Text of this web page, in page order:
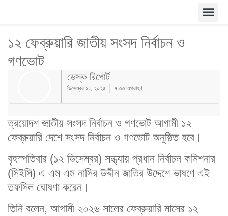
১২ ফেব্রুয়ারি জাতীয় সংসদ নির্বাচন ও
গণভোট
ডেস্ক রিপোর্ট
ডিসেম্বর ১১, ২০২৫ ৭:৩৩ অপরাহ্ণ
ত্রয়োদশ জাতীয় সংসদ নির্বাচন ও গণভোট আগামী ১২
ফেব্রুয়ারি দেশে সংসদ নির্বাচন ও গণভোট অনুষ্ঠিত হবে।
বৃহস্পতিবার (১২ ডিসেম্বর) সন্ধ্যায় প্রধান নির্বাচন কমিশনার
(সিইসি) এ এম এম নাসির উদ্দীন জাতির উদ্দেশে ভাষণে এই
তফসিল ঘোষণা করেন।
তিনি বলেন, আগামী ২০২৬ সালের ফেব্রুয়ারি মাসের ১২